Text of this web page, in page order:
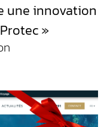
une innovation
»